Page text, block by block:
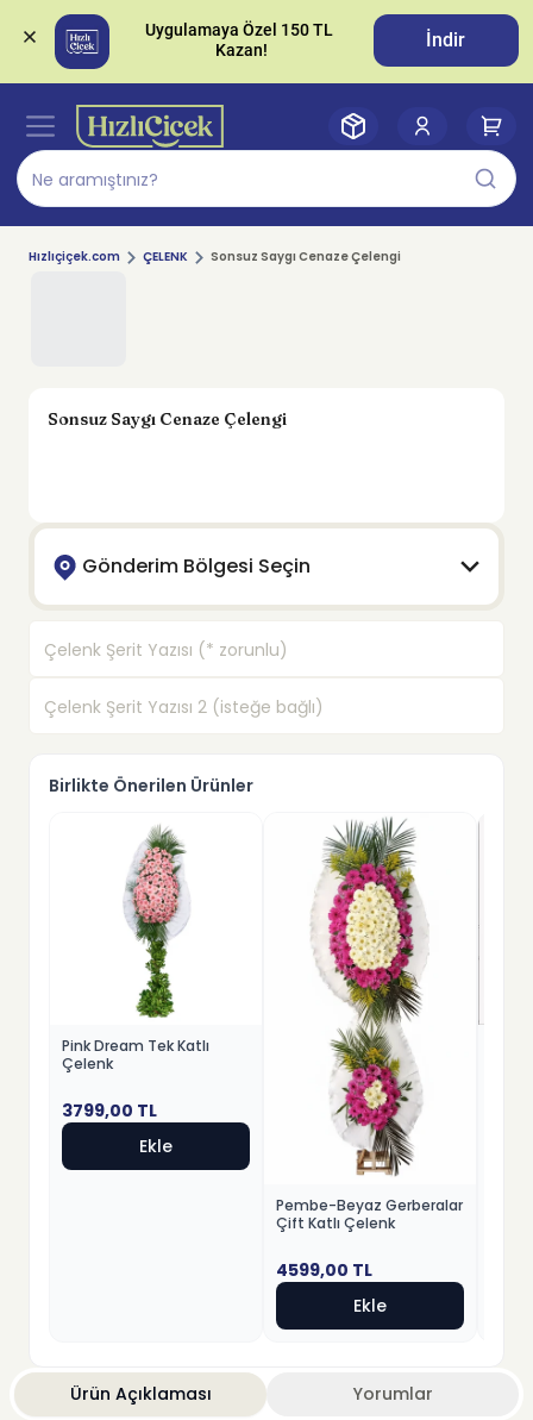
Uygulamaya Özel 150 TL
İndir
Hızlıçiçek.com ÇELENK Sonsuz Saygı Cenaze Çelengi
Sonsuz Saygı Cenaze Çelengi
Gönderim Bölgesi Seçin
Birlikte Önerilen Ürünler
Pink Dream Tek Katlı
Çelenk
3799,00 TL
Ekle
Pembe-Beyaz Gerberalar
Çift Katlı Çelenk
4599,00 TL
Ekle
Ürün Açıklaması Yorumlar